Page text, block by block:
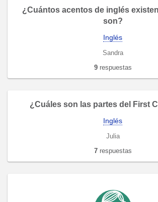
¿Cuántos acentos de inglés
son?
Inglés
Sandra
9respuestas
¿Cuáles son las partes del First
Inglés
Julia
7respuestas